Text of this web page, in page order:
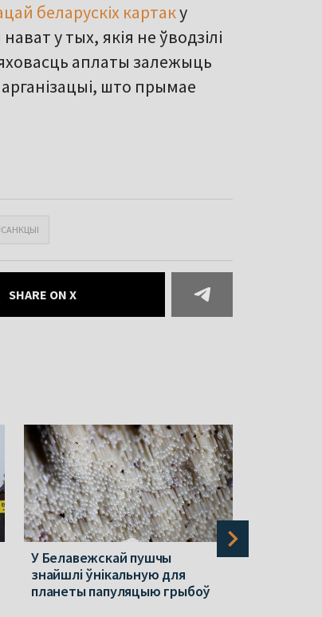
беларускіх картаку
у тых, якія не ўводзілі
аплаты залежыць
што прымае
SHARE ON X
У Белавежскай пушчы
знайшлі ўнікальную для
планеты папуляцыю грыбоў